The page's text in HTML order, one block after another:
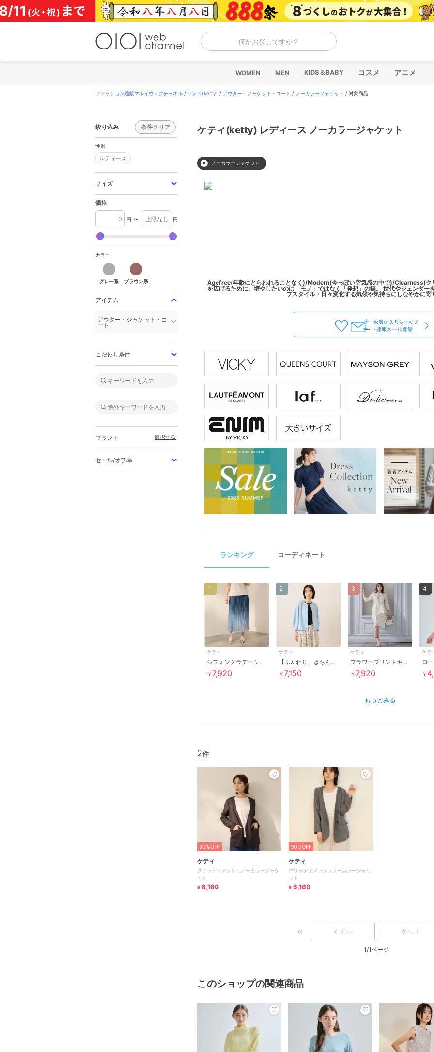
コ
ン
テ
何かお探しですか？
WOMEN MEN KIDS＆BABY コスメ アニメ
ファッション通販マルイウェブチャネル / ケティ(ketty) / アウター・ジャケット・コート / ノーカラージャケット / 対象商品
絞り込み 条件クリア
性別
レディース
レディース
サイズ
価格
円 〜 円
カラー
グレー系
グレー系
ブラウン系
ブラウン系
アイテム
アウター・ジャケット・コ
ート
こだわり条件
ブランド 選択する
セール/オフ率
ケティ(ketty) レディース ノーカラージャケット
ノーカラージャケット
Agefree(年齢にとらわれることなく)/Modern(今っぽい空気感の中で)/Clearness(ク
を広げるために、増やしたいのは「モノ」ではなく「発想」の幅。 世代やジェンダー
ランキング コーディネート
ケティ
シフォングラデーションプリーツスカート
￥7,920
1
ケティ
【ふんわり、きちんと。】ライトダンボールカーディガン
￥7,150
2
ケティ
フラワープリントギャザーフレアワンピース
￥7,920
3
ケテ
￥
4
もっとみる
2
30%OFF
ケティ
グリッディメッシュノーカラージャケ
ット
¥ 6,160
30%OFF
ケティ
グリッディメッシュノーカラージャケ
ット
¥ 6,160
前へ 次へ
1/1ページ
このショップの関連商品